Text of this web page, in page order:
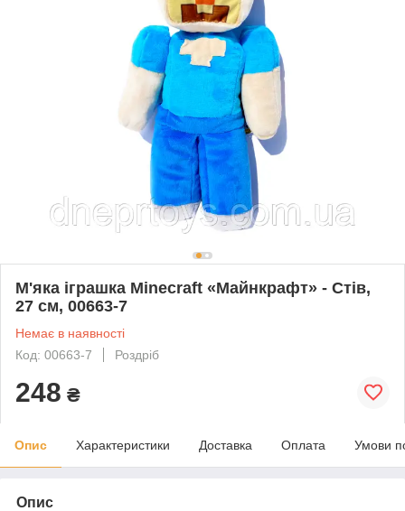
М'яка іграшка Minecraft «Майнкрафт» - Стів,
27 см, 00663-7
Немає в наявності
Код: 00663-7
Роздріб
248 ₴
Опис Характеристики Доставка Оплата Умови
Опис